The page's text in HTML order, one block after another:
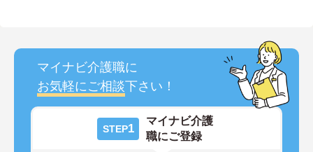
マイナビ介護職に
お気軽にご相談下さい！
STEP1
マイナビ介護
職にご登録